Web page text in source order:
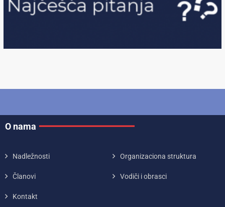
O nama
Nadležnosti Organizaciona struktura
Članovi Vodiči i obrasci
Kontakt